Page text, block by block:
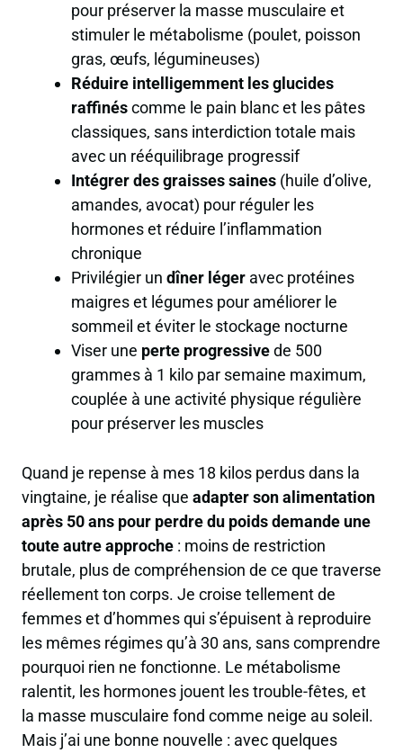
pour préserver la masse musculaire et
stimuler le métabolisme (poulet, poisson
gras, œufs, légumineuses)
Réduire intelligemment les glucides
raffinéscomme le pain blanc et les pâtes
classiques, sans interdiction totale mais
avec un rééquilibrage progressif
Intégrer des graisses saines(huile d’olive,
amandes, avocat) pour réguler les
hormones et réduire l’inflammation
chronique
Privilégier un dîner légeravec protéines
maigres et légumes pour améliorer le
sommeil etéviter le stockage nocturne
Viser une perte progressivede 500
grammes à 1 kilo par semaine maximum,
couplée à une activité physique régulière
pour préserver les muscles
Quand je repense à mes 18 kilos perdus dans la
vingtaine, je réalise que adapter son alimentation
après 50 ans pour perdre du poids demande une
toute autre approche : moins de restriction
brutale, plus de compréhension de ce que traverse
réellement ton corps. Je croise tellement de
femmes et d’hommes qui s’épuisent à reproduire
les mêmes régimes qu’à 30 ans, sans comprendre
pourquoi rien ne fonctionne. Le métabolisme
ralentit, les hormones jouent les trouble-fêtes, et
la masse musculaire fond comme neige au soleil.
Mais j’ai une bonne nouvelle : avec quelques